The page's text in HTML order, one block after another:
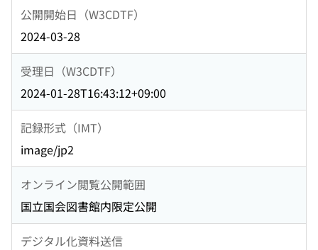
公開開始日（W3CDTF）
2024-03-28
受理日（W3CDTF）
2024-01-28T16:43:12+09:00
記録形式（IMT）
image/jp2
オンライン閲覧公開範囲
国立国会図書館内限定公開
デジタル化資料送信